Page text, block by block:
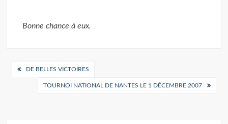
Bonne chance à eux.
Navigation
DE BELLES VICTOIRES
TOURNOI NATIONAL DE NANTES LE 1 DÉCEMBRE 2007